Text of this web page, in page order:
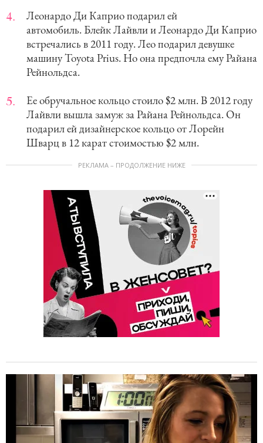
Леонардо Ди Каприо подарил ей
автомобиль. Блейк Лайвли и Леонардо Ди Каприо
встречались в 2011 году. Лео подарил девушке
машину Toyota Prius. Но она предпочла ему Райана
Рейнольдса.
Ее обручальное кольцо стоило $2 млн. В 2012 году
Лайвли вышла замуж за Райана Рейнольдса. Он
подарил ей дизайнерское кольцо от Лорейн
Шварц в 12 карат стоимостью $2 млн.
РЕКЛАМА – ПРОДОЛЖЕНИЕ НИЖЕ